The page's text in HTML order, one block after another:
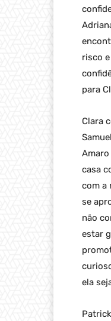
risco
para
Clara
casa
com a
se
não
estar
ela